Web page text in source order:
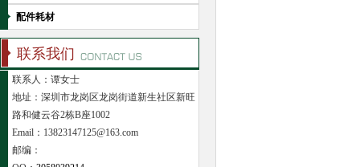
配件耗材
联系我们
联系人：谭女士
地址：深圳市龙岗区龙岗街道新生社区新旺
路和健云谷2栋B座1002
Email：13823147125@163.com
邮编：